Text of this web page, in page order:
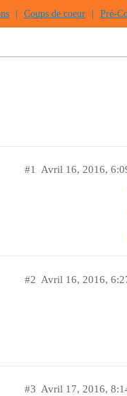
Coups de coeur Pré-
Avril 16, 2016,
#1
Avril 16, 2016,
#2
Avril 17, 2016,
#3